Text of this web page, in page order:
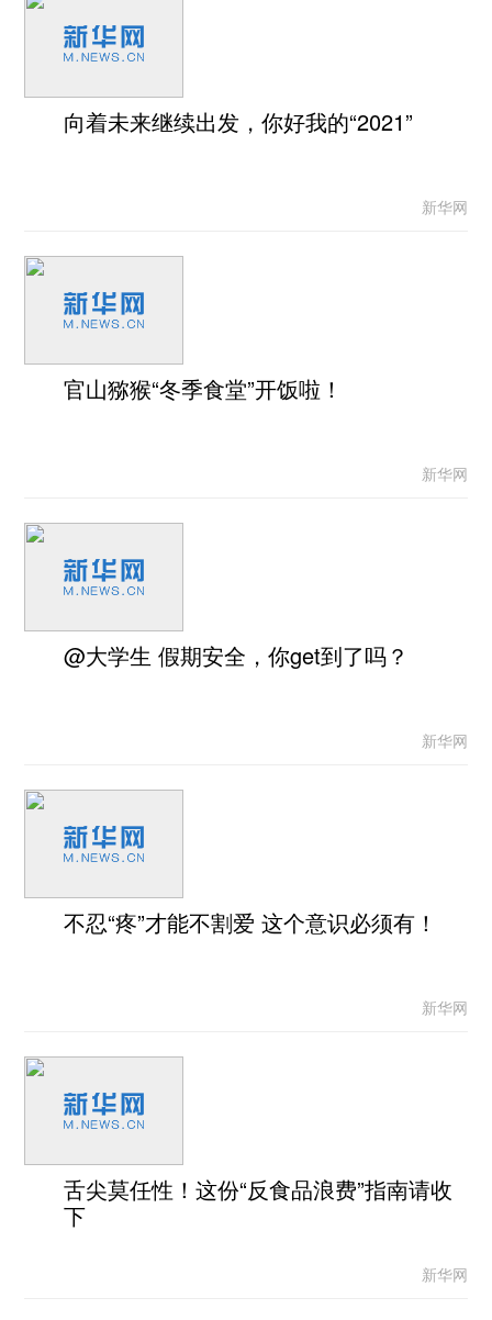
向着未来继续出发，你好我的“2021”
新华网
官山猕猴“冬季食堂”开饭啦！
新华网
@大学生 假期安全，你get到了吗？
新华网
不忍“疼”才能不割爱 这个意识必须有！
新华网
舌尖莫任性！这份“反食品浪费”指南请收
下
新华网